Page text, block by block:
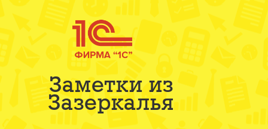
Заметки из
Зазеркалья